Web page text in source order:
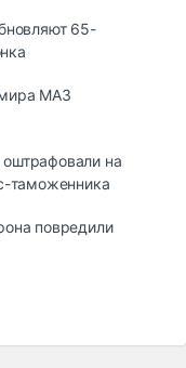
65-
МАЗ
на
таможенника
повредили